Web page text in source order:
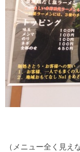
（メニュー全く見